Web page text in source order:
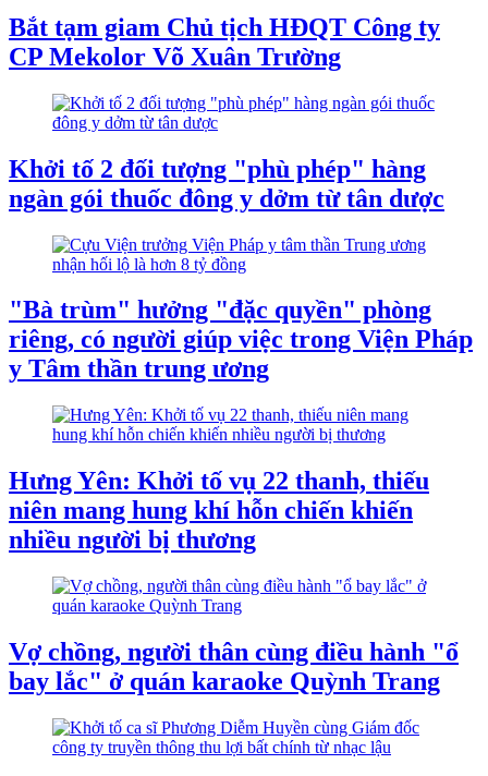
Bắt tạm giam Chủ tịch HĐQT Công ty
CP Mekolor Võ Xuân Trường
Khởi tố 2 đối tượng "phù phép" hàng
ngàn gói thuốc đông y dởm từ tân dược
"Bà trùm" hưởng "đặc quyền" phòng
riêng, có người giúp việc trong Viện Pháp
y Tâm thần trung ương
Hưng Yên: Khởi tố vụ 22 thanh, thiếu
niên mang hung khí hỗn chiến khiến
nhiều người bị thương
Vợ chồng, người thân cùng điều hành "ổ
bay lắc" ở quán karaoke Quỳnh Trang